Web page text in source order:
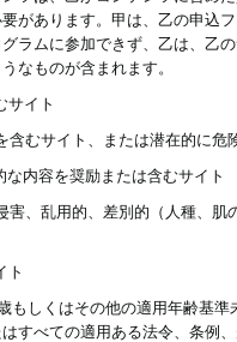
があります。甲は、乙の申込
ラムに参加できず、乙は、乙
なものが含まれます。
サイト
含むサイト、または潜在的に
内容を奨励または含むサイト
害、乱用的、差別的（人種、
ト
しくはその他の適用年齢基
すべての適用ある法令、条例